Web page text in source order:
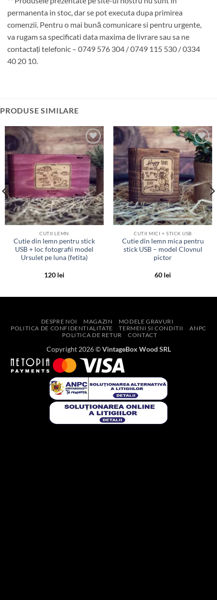
permanenta in stoc, dar se pot executa dupa primirea
comenzii. Pentru o mai bună comunicare si pentru urgente,
va rugam sa specificati data maxima de livrare sau sa ne
contactați telefonic – 0749 576 304 / 0749 115 530 / 0334
40 20 10.
PRODUSE SIMILARE
Adauga
in lista
de
dorinte
CUTII LEMN
Cutie din lemn pentru stick
USB + loc fotografii model
Ursulet pe luna (fetita)
120 lei
Adauga
in lista
de
dorinte
CUTII MICI + STICK USB
Cutie din lemn mica pentru
stick USB – model Clovnul
pictor
60 lei
DESPRE NOI MAGAZIN
MODELE GRAVURI
POLITICA DE CONFIDENTIALITATE
TERMENI SI CONDITII
ANPC
POLITICA DE RETUR
CONTACT
Copyright 2026 ©VintageBox Wood SRL